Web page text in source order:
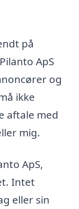
på
ApS
og
ikke
aftale med
mig.
ApS,
Intet
eller sin